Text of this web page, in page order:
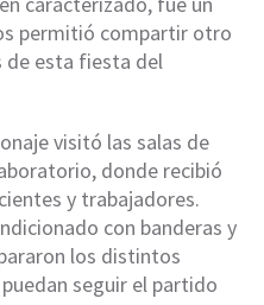
permitió compartir otro
esta fiesta del
visitó las salas de
donde recibió
y trabajadores.
con banderas y
los distintos
seguir el partido